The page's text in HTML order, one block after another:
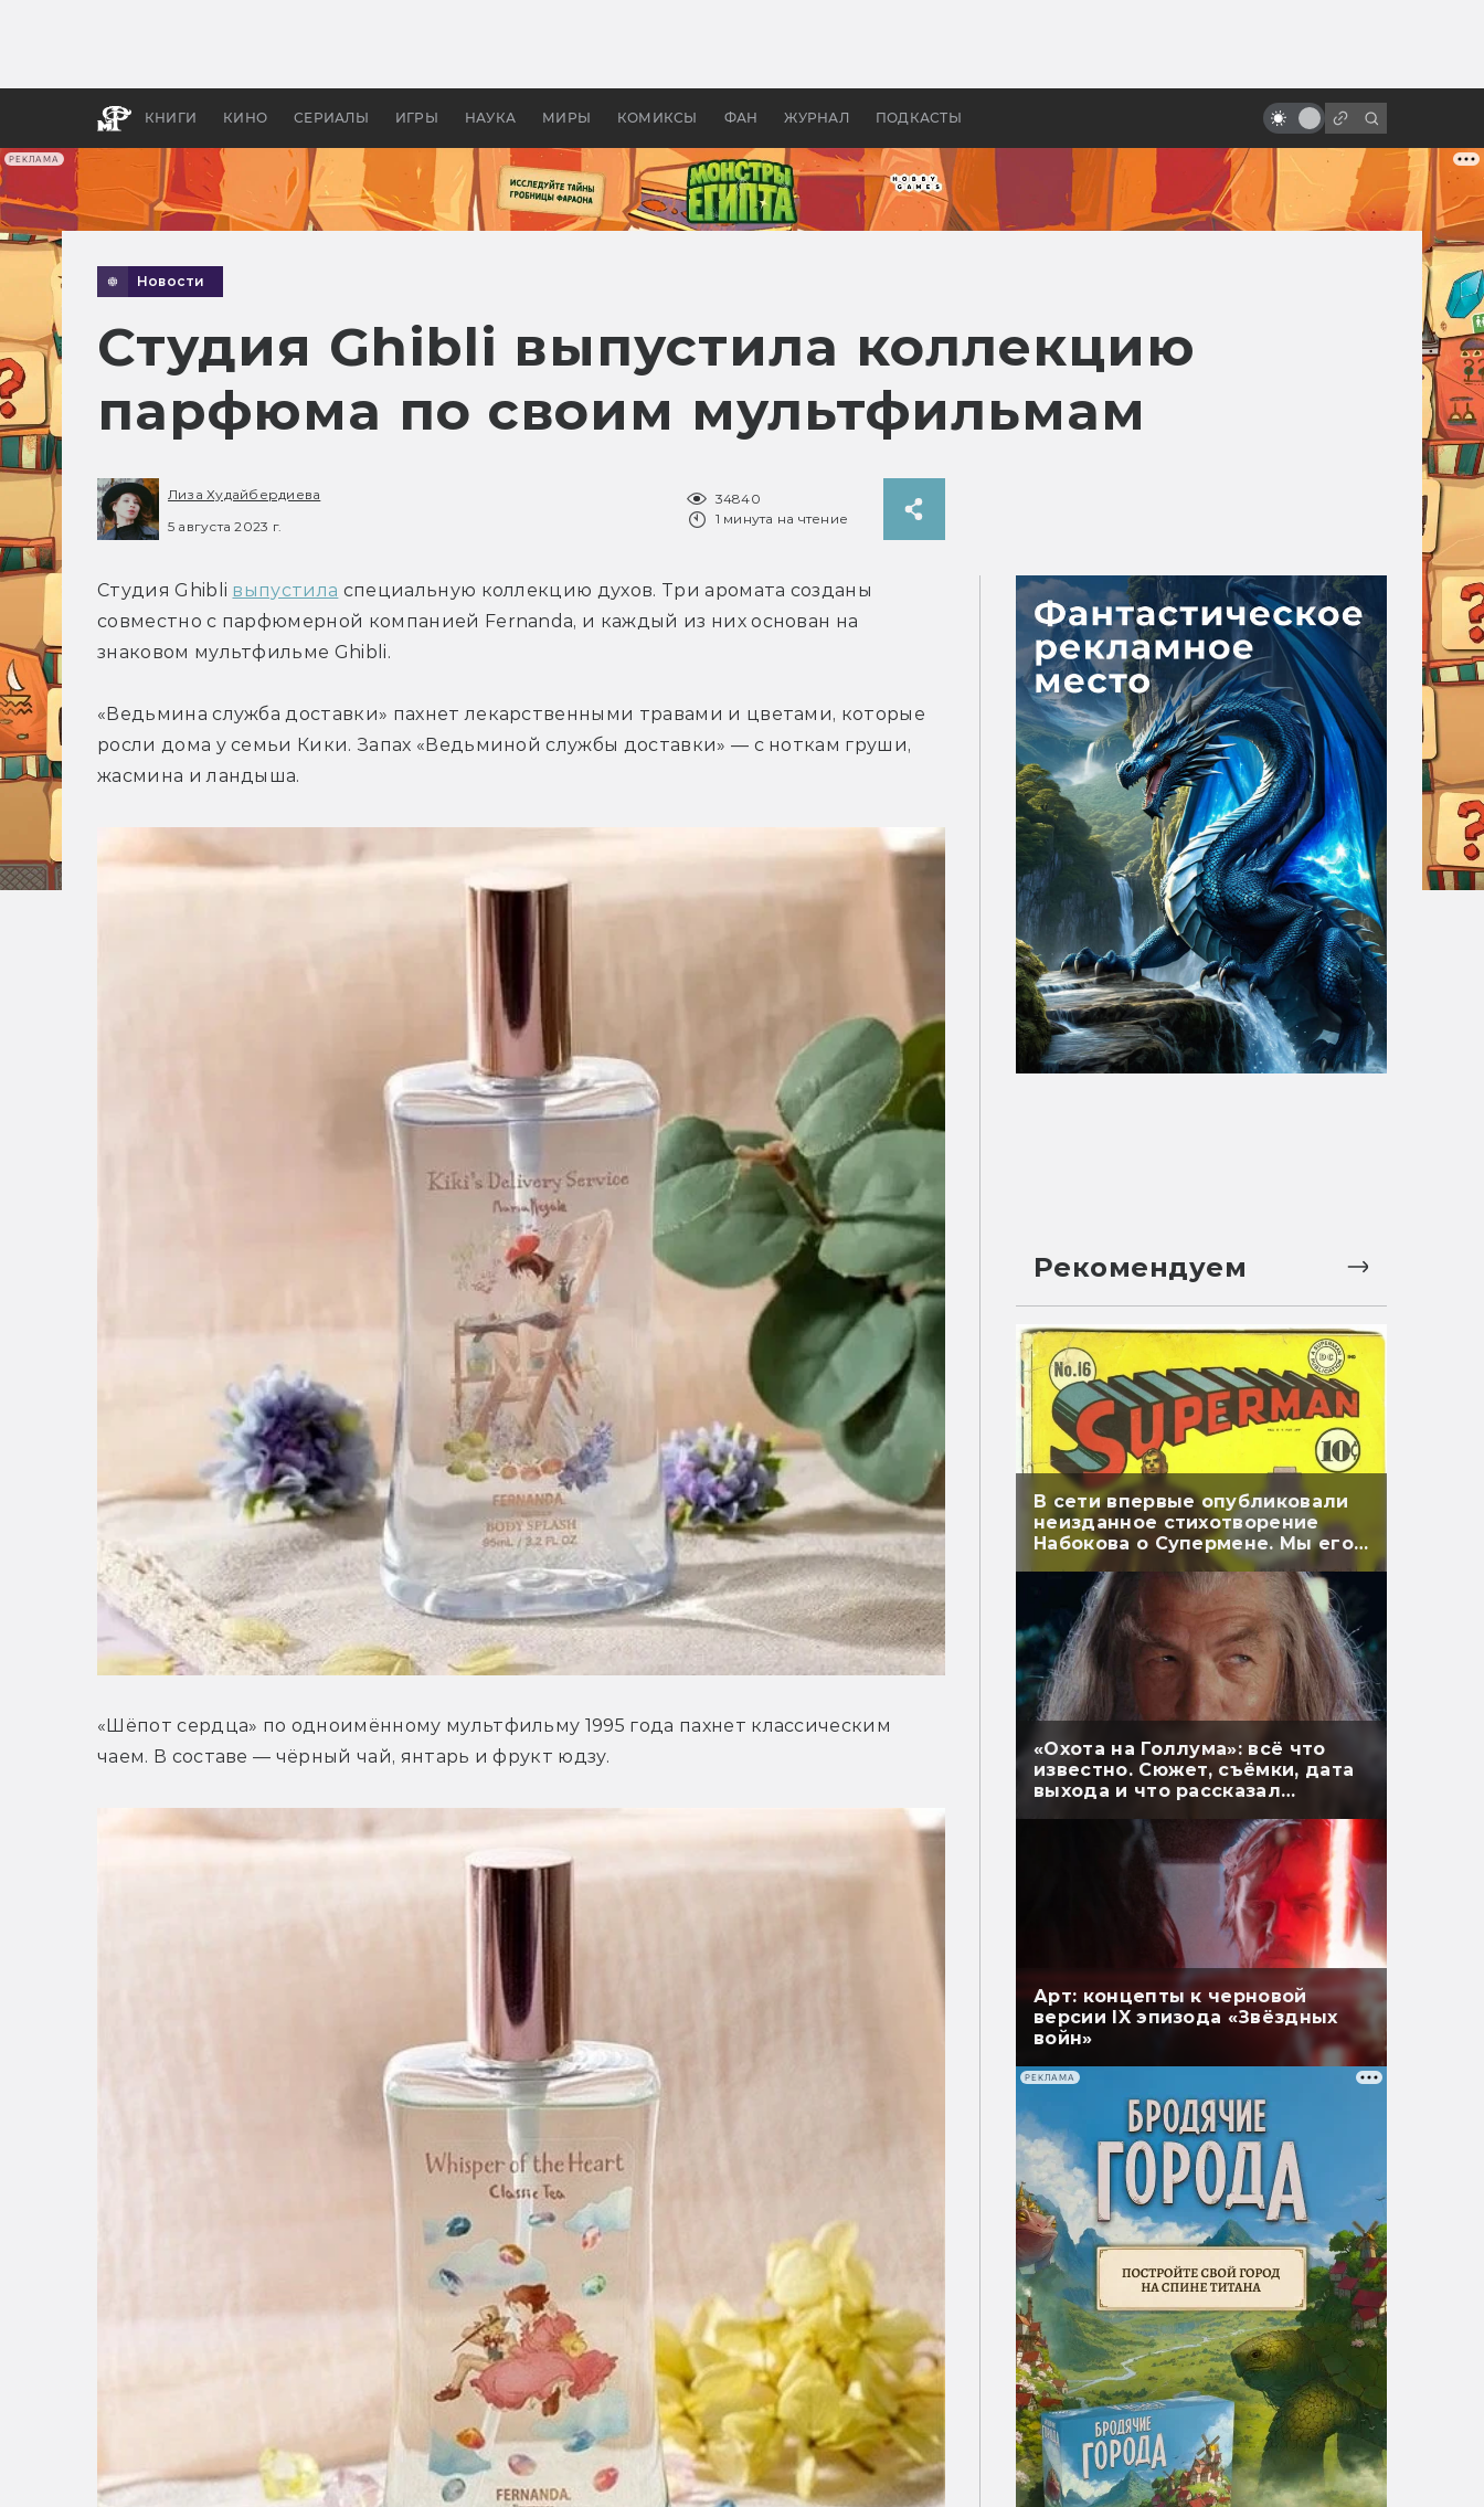
РЕКЛАМА
КНИГИ КИНО СЕРИАЛЫ ИГРЫ НАУКА МИРЫ КОМИКСЫ ФАН ЖУРНАЛ ПОДКАСТЫ
апокалипсис, в России —
бы «Властелина колец»
из Европы, которых вы,
возможно, не видели
Новости
Студия Ghibli выпустила коллекцию
парфюма по своим мультфильмам
Лиза Худайбердиева
5 августа 2023 г.
34840
1 минута на чтение
Студия Ghibli выпустила специальную коллекцию духов. Три аромата созданы
совместно с парфюмерной компанией Fernanda, и каждый из них основан на
знаковом мультфильме Ghibli.
«Ведьмина служба доставки» пахнет лекарственными травами и цветами, которые
росли дома у семьи Кики. Запах «Ведьминой службы доставки» — с ноткам груши,
жасмина и ландыша.
«Шёпот сердца» по одноимённому мультфильму 1995 года пахнет классическим
чаем. В составе — чёрный чай, янтарь и фрукт юдзу.
Рекомендуем
В сети впервые опубликовали
неизданное стихотворение
Набокова о Супермене. Мы его
перевели
«Охота на Голлума»: всё что
известно. Сюжет, съёмки, дата
выхода и что рассказал
Арт: концепты к черновой
версии IX эпизода «Звёздных
войн»
РЕКЛАМА